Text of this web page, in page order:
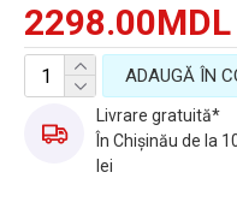
2298.00MDL
ADAUGĂ ÎN
Livrare gratuită*
În Chișinău de la
lei